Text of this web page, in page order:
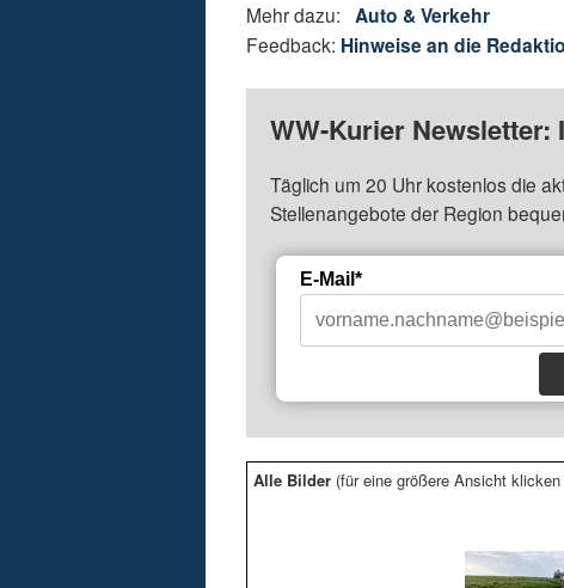
Mehr dazu:Auto & Verkehr
Feedback: Hinweise an die
WW-Kurier
Täglich um 20 Uhr kostenlos die
Stellenangebote der Region
E-Mail*
Alle Bilder (für eine größere Ansicht